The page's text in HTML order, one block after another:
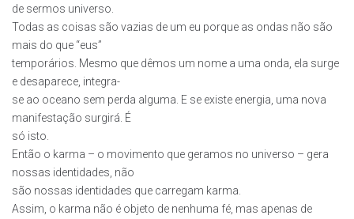
de sermos universo.
Todas as coisas são vazias de um eu porque as ondas não são
mais do que “eus”
temporários. Mesmo que dêmos um nome a uma onda, ela surge
e desaparece, integra-
se ao oceano sem perda alguma. E se existe energia, uma nova
manifestação surgirá. É
só isto.
Então o karma – o movimento que geramos no universo – gera
nossas identidades, não
são nossas identidades que carregam karma.
Assim, o karma não é objeto de nenhuma fé, mas apenas de